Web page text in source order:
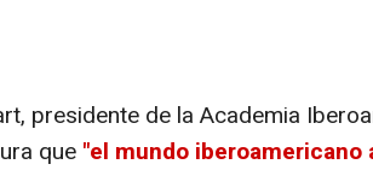
presidente de la Academia
que "el mundo iberoamericano